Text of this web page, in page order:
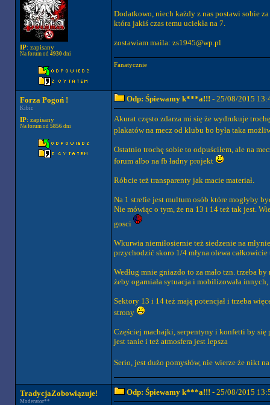
IP: zapisany
Na forum od 4930dni
Dodatkowo, niech każdy z nas postawi sobie za
która jakiś czas temu uciekła na 7.
zostawiam maila: zs1945@wp.pl
Fanatycznie
Forza Pogoń !
Kibic
IP: zapisany
Na forum od 5856dni
Odp: Śpiewamy k***a!!! - 25/08/2015
Akurat często zdarza mi się że wydrukuje
plakatów na mecz od klubu bo była taka
Ostatnio trochę sobie to odpuściłem, ale na
forum albo na fb ładny projekt
Róbcie też transparenty jak macie materiał.
Na 1 strefie jest multum osób które mogłyby
Nie mówiąc o tym, że na 13 i 14 też tak jest.
gosci
Wkurwia niemiłosiernie też siedzenie na
przychodzić skoro 1/4 młyna olewa
Według mnie gniazdo to za mało tzn. trzeba
żeby ogarniała sytuacja i mobilizowała
Sektory 13 i 14 też mają potencjał i trzeba
strony
Częściej machajki, serpentyny i konfetti by się
jest tanie i też atmosfera jest lepsza
Serio, jest dużo pomysłów, nie wierze że nikt
TradycjaZobowiązuje!
Moderator**
Odp: Śpiewamy k***a!!! - 25/08/2015